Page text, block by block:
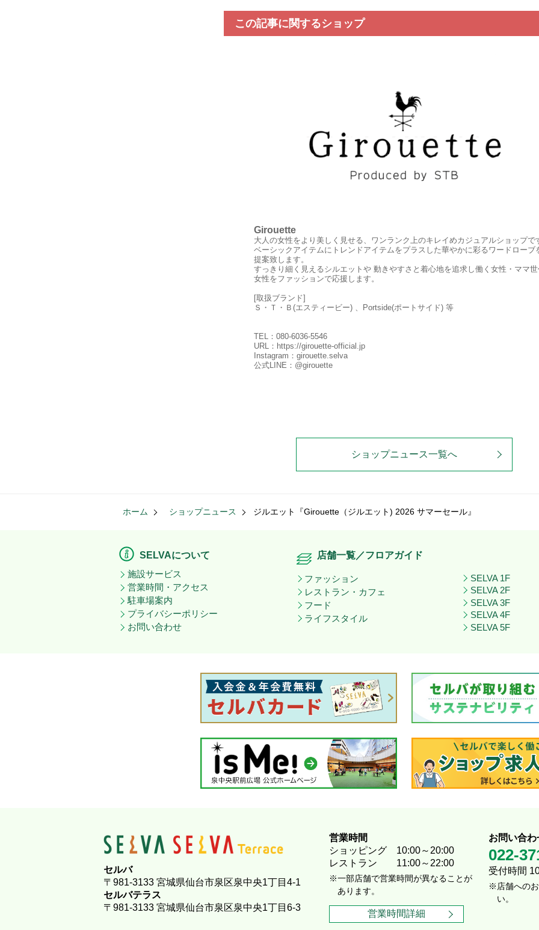
この記事に関するショップ
Girouette
大人の女性をより美しく見せる、ワンランク上のキレイめカジュアルショップで
ベーシックアイテムにトレンドアイテムをプラスした華やかに彩るワードローブ
提案致します。
すっきり細く見えるシルエットや 動きやすさと着心地を追求し働く女性・ママ
女性をファッションで応援します。
[取扱ブランド]
Ｓ・Ｔ・Ｂ(エスティービー) 、Portside(ポートサイド) 等
TEL：080-6036-5546
URL： https://girouette-official.jp
Instagram： girouette.selva
公式LINE： @girouette
ショップニュース一覧へ
ホーム ショップニュース ジルエット『Girouette（ジルエット) 2026 サマーセール』
SELVAについて
施設サービス
営業時間・アクセス
駐車場案内
プライバシーポリシー
お問い合わせ
店舗一覧／フロアガイド
ファッション
レストラン・カフェ
フード
ライフスタイル
SELVA 1F
SELVA 2F
SELVA 3F
SELVA 4F
SELVA 5F
セルバ
〒981-3133 宮城県仙台市泉区泉中央1丁目4-1
セルバテラス
〒981-3133 宮城県仙台市泉区泉中央1丁目6-3
営業時間
ショッピング
10:00～20:00
レストラン
11:00～22:00
一部店舗で営業時間が異なることが
あります。
営業時間詳細
お問い合わ
022-
受付時間
店舗への
い。